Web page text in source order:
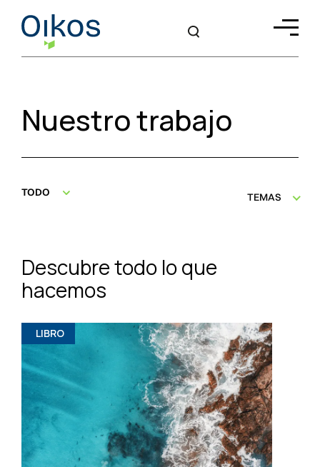
Nuestro trabajo
TODO TEMAS
Descubre todo lo que
hacemos
LIBRO